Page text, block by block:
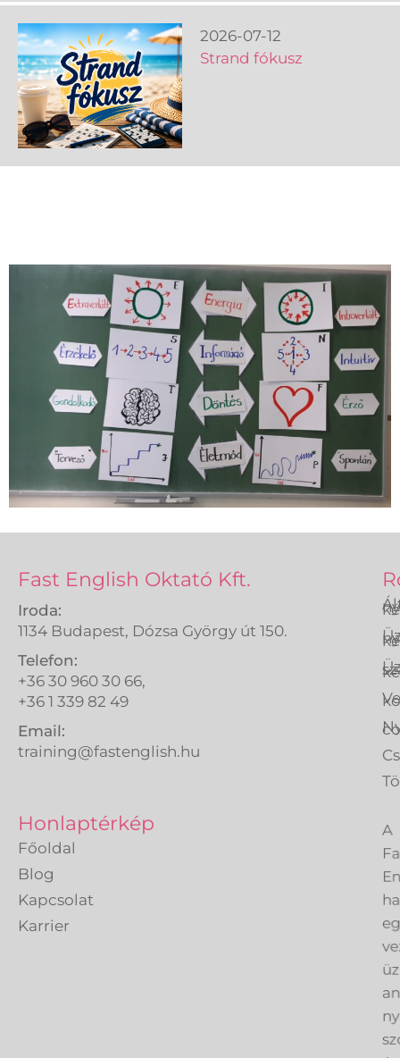
2026-07-12
Strand fókusz
Fast English Oktató Kft.
Iroda:
1134 Budapest, Dózsa György út 150.
Telefon:
+36 30 960 30 66,
+36 1 339 82 49
Email:
training@fastenglish.hu
Honlaptérkép
Főoldal
Blog
Kapcsolat
Karrier